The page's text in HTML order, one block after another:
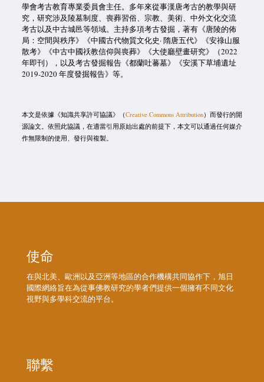
學會考古教育專業委員會主任。多年來從事漢唐考古的教學與研
究，研究涉及陵墓制度、喪葬習俗、宗教、美術、中外文化交流
考古以及中古城邑等領域。主持多項考古發掘，著有《唐陵的佈
局：空間與秩序》《中國古代物質文化史· 隋唐五代》《安祿山服
散考》《中古中國祅教信仰與喪葬》《大使廳壁畫研究》（2022
年即刊），以及考古發掘報告《都蘭吐蕃墓》《安溪下草埔遺址
2019-2020 年度發掘報告》等。
本文是依據《知識共享許可協議》（Creative Commons Attribution）而發行的開
源論文。依照此協議，在適當引用原始出處的前提下，本文可以通過任何媒介
作無限制的使用、發行與複製。
使命
在與北美、歐洲以及亞洲等地區的合作機構共同協作下，旭日
國際網絡旨在為從事佛教研究的學者們提供一個擁有不同文化
視野與多學科交流的平台。
聯繫